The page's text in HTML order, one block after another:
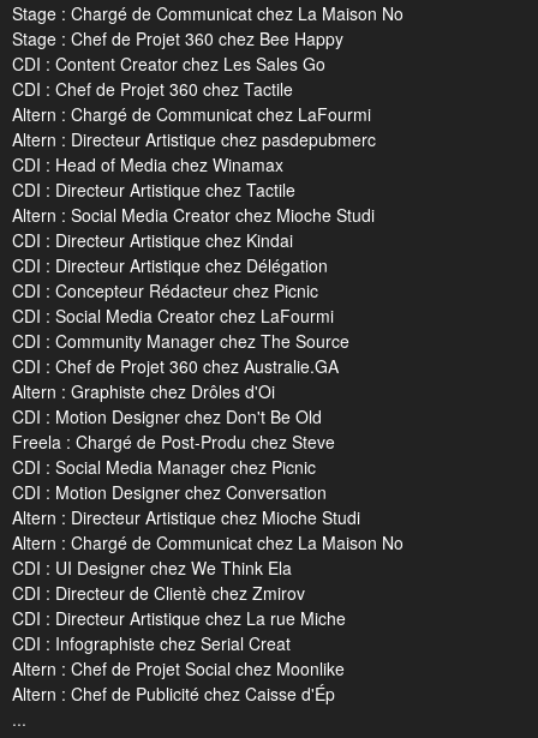
Stage : Chargé de Communicat chez La Maison No
Stage : Chef de Projet 360 chez Bee Happy
CDI : Content Creator chez Les Sales Go
CDI : Chef de Projet 360 chez Tactile
Altern : Chargé de Communicat chez LaFourmi
Altern : Directeur Artistique chez pasdepubmerc
CDI : Head of Media chez Winamax
CDI : Directeur Artistique chez Tactile
Altern : Social Media Creator chez Mioche Studi
CDI : Directeur Artistique chez Kindai
CDI : Directeur Artistique chez Délégation
CDI : Concepteur Rédacteur chez Picnic
CDI : Social Media Creator chez LaFourmi
CDI : Community Manager chez The Source
CDI : Chef de Projet 360 chez Australie.GA
Altern : Graphiste chez Drôles d'Oi
CDI : Motion Designer chez Don't Be Old
Freela : Chargé de Post-Produ chez Steve
CDI : Social Media Manager chez Picnic
CDI : Motion Designer chez Conversation
Altern : Directeur Artistique chez Mioche Studi
Altern : Chargé de Communicat chez La Maison No
CDI : UI Designer chez We Think Ela
CDI : Directeur de Clientè chez Zmirov
CDI : Directeur Artistique chez La rue Miche
CDI : Infographiste chez Serial Creat
Altern : Chef de Projet Social chez Moonlike
Altern : Chef de Publicité chez Caisse d'Ép
...